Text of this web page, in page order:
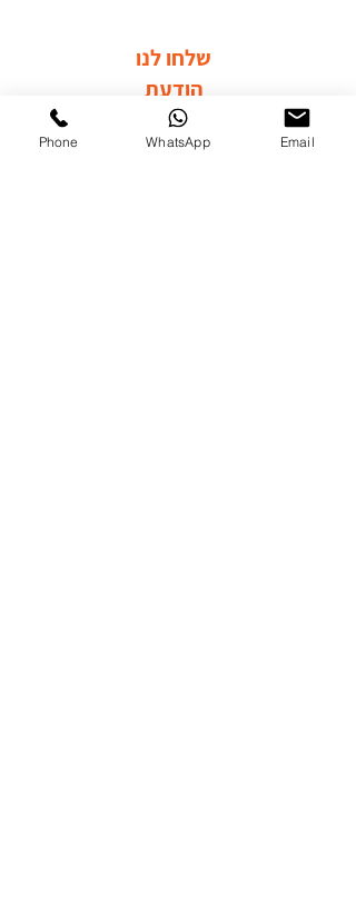
שלחו לנו
הודעת
וואטסאפ
Phone WhatsApp Email